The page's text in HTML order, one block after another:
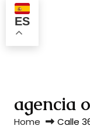
ES
agencia
Home Calle